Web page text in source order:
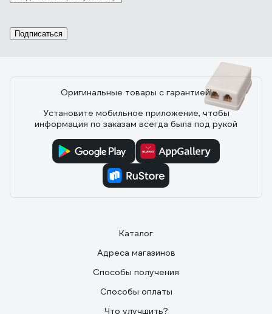
Нормальная качественная розетка
Отзыв о розетке REXANT 2, 6P-4C 03-
Комплектность Цена
Подписаться
Оригинальные товары с гарантией!
Установите мобильное приложение, чтобы
информация по заказам всегда была под рукой
Каталог
Адреса магазинов
Способы получения
Способы оплаты
Что улучшить?